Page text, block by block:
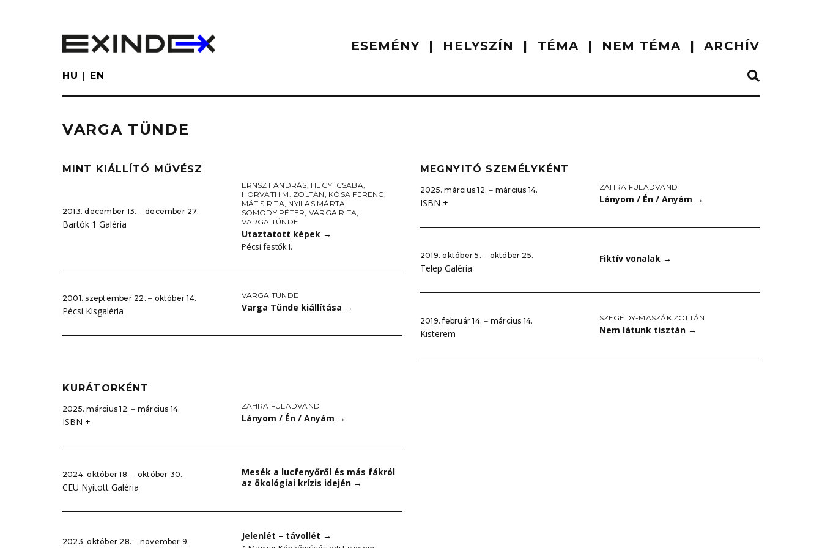
ESEMÉNY HELYSZÍN TÉMA NEM TÉMA ARCHÍV
HU EN
VARGA TÜNDE
MINT KIÁLLÍTÓ MŰVÉSZ
2013. december 13. ‒ december 27.
Bartók 1 Galéria
ERNSZT ANDRÁS, HEGYI CSABA,
HORVÁTH M. ZOLTÁN, KÓSA FERENC,
MÁTIS RITA, NYILAS MÁRTA,
SOMODY PÉTER, VARGA RITA,
VARGA TÜNDE
Utaztatott képek →
Pécsi festők I.
2001. szeptember 22. ‒ október 14.
Pécsi Kisgaléria
VARGA TÜNDE
Varga Tünde kiállítása →
MEGNYITÓ SZEMÉLYKÉNT
2025. március 12. ‒ március 14.
ISBN +
ZAHRA FULADVAND
Lányom / Én / Anyám →
2019. október 5. ‒ október 25.
Telep Galéria
Fiktív vonalak →
2019. február 14. ‒ március 14.
Kisterem
SZEGEDY-MASZÁK ZOLTÁN
Nem látunk tisztán →
KURÁTORKÉNT
2025. március 12. ‒ március 14.
ISBN +
ZAHRA FULADVAND
Lányom / Én / Anyám →
2024. október 18. ‒ október 30.
CEU Nyitott Galéria
Mesék a lucfenyőről és más fákról
az ökológiai krízis idején →
2023. október 28. ‒ november 9.
Jelenlét – távollét →